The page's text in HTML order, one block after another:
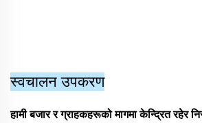
स्वचालन उपकरण
हामी बजार र ग्राहकहरूको मागमा केन्द्रित रहेर